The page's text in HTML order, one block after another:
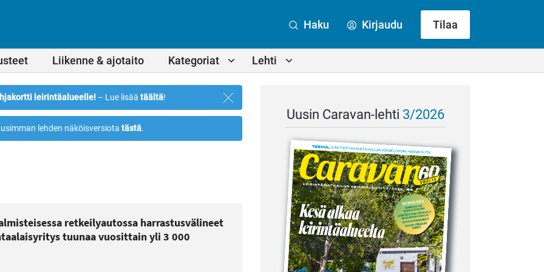
Liikenne & ajotaito Kategoriat Lehti
Haku Kirjaudu Tilaa
leirintäalueelle! – Lue lisää täältä!
Sulje
ilmoitus
lehden näköisversiota tästä.
retkeilyautossa harrastusvälineet
tuunaa vuosittain yli 3 000
Uusin Caravan-lehti 3/2026